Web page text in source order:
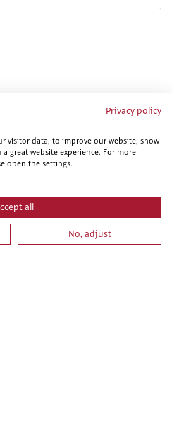
Privacy policy
visitor data, to improve our website, show
great website experience. For more
open the settings.
all
No, adjust